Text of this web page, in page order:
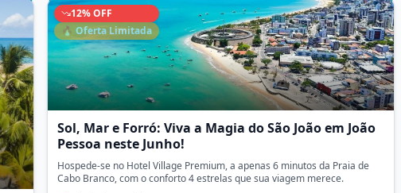
12% OFF
🔥 Oferta Limitada
Sol, Mar e Forró: Viva a Magia do São João em João
Pessoa neste Junho!
Hospede-se no Hotel Village Premium, a apenas 6 minutos da Praia de
Cabo Branco, com o conforto 4 estrelas que sua viagem merece.